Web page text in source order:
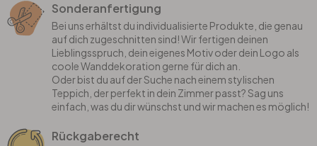
Sonderanfertigung
Bei uns erhältst du individualisierte Produkte, die genau
auf dich zugeschnitten sind! Wir fertigen deinen
Lieblingsspruch, dein eigenes Motiv oder dein Logo als
coole Wanddekoration gerne für dich an.
Oder bist du auf der Suche nach einem stylischen
Teppich, der perfekt in dein Zimmer passt? Sag uns
einfach, was du dir wünschst und wir machen es möglich!
Rückgaberecht